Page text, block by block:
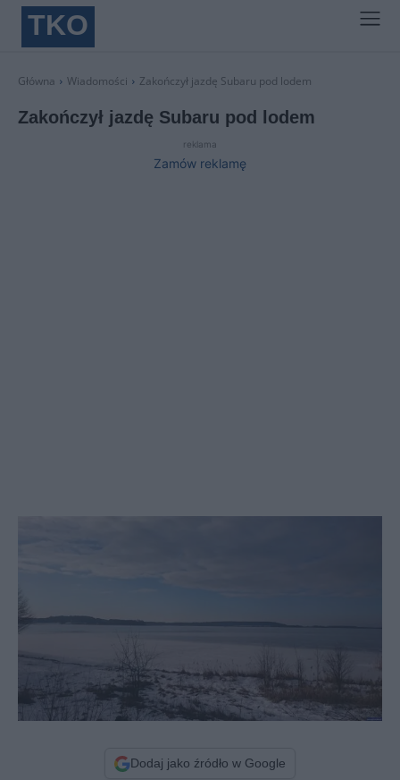
TKO
Główna Wiadomości Zakończył jazdę Subaru pod lodem
Zakończył jazdę Subaru pod lodem
reklama
Zamów reklamę
Dodaj jako źródło w Google